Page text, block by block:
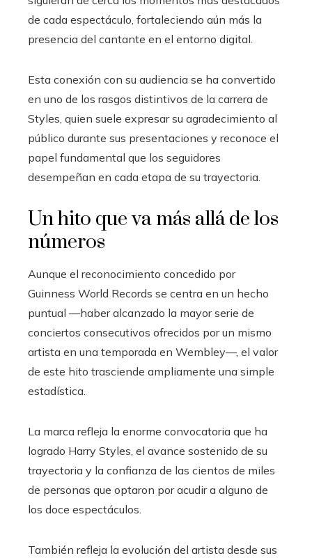
de cada espectáculo, fortaleciendo aún más la
presencia del cantante en el entorno digital.
Esta conexión con su audiencia se ha convertido
en uno de los rasgos distintivos de la carrera de
Styles, quien suele expresar su agradecimiento al
público durante sus presentaciones y reconoce el
papel fundamental que los seguidores
desempeñan en cada etapa de su trayectoria.
Un hito que va más allá de los
números
Aunque el reconocimiento concedido por
Guinness World Records se centra en un hecho
puntual —haber alcanzado la mayor serie de
conciertos consecutivos ofrecidos por un mismo
artista en una temporada en Wembley—, el valor
de este hito trasciende ampliamente una simple
estadística.
La marca refleja la enorme convocatoria que ha
logrado Harry Styles, el avance sostenido de su
trayectoria y la confianza de las cientos de miles
de personas que optaron por acudir a alguno de
los doce espectáculos.
También refleja la evolución del artista desde sus